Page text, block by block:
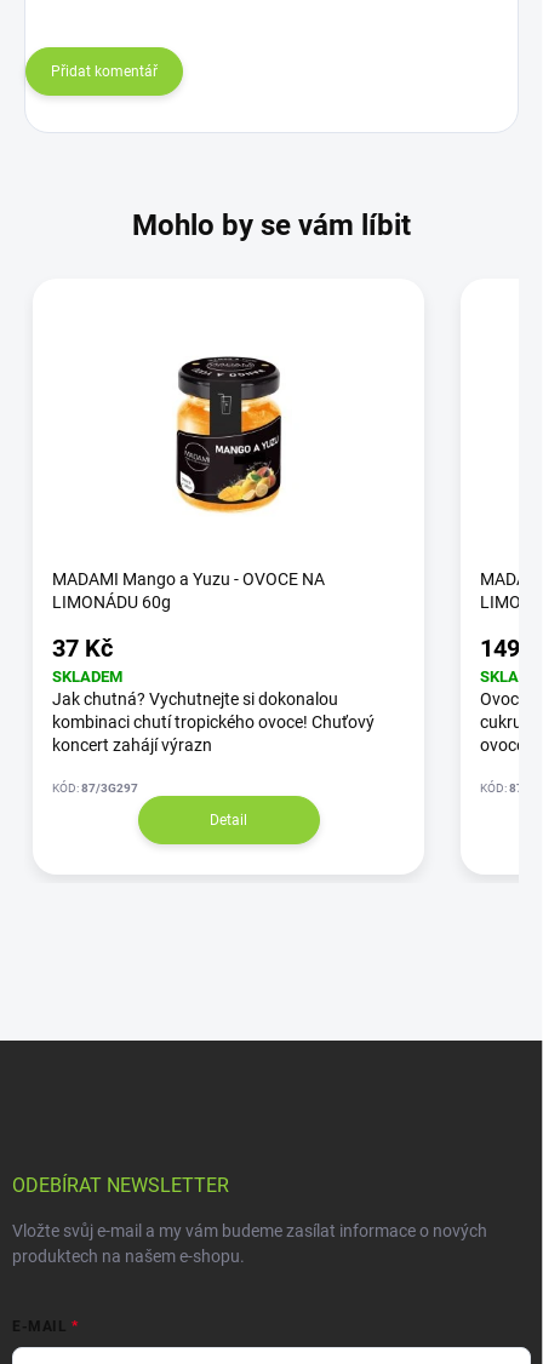
Přidat komentář
Mohlo by se vám líbit
MADAMI Mango a Yuzu - OVOCE NA
LIMONÁDU 60g
37 Kč
SKLADEM
Jak chutná? Vychutnejte si dokonalou
kombinaci chutí tropického ovoce! Chuťový
koncert zahájí výrazn
KÓD:87/3G297
Detail
149
Ovocný
cukru.
ovoce a
KÓD:87/
ODEBÍRAT NEWSLETTER
Vložte svůj e-mail a my vám budeme zasílat informace o nových
produktech na našem e-shopu.
E-MAIL